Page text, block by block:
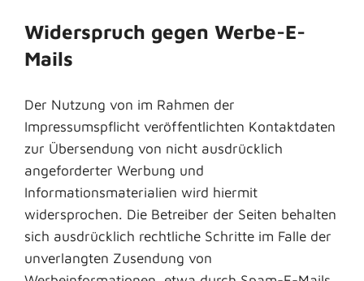
Widerspruch gegen Werbe-E-
Mails
Der Nutzung von im Rahmen der
Impressumspflicht veröffentlichten Kontaktdaten
zur Übersendung von nicht ausdrücklich
angeforderter Werbung und
Informationsmaterialien wird hiermit
widersprochen. Die Betreiber der Seiten behalten
sich ausdrücklich rechtliche Schritte im Falle der
unverlangten Zusendung von